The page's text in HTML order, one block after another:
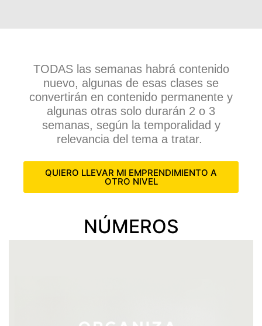
TODAS las semanas habrá contenido
nuevo, algunas de esas clases se
convertirán en contenido permanente y
algunas otras solo durarán 2 o 3
semanas, según la temporalidad y
relevancia del tema a tratar.
QUIERO LLEVAR MI EMPRENDIMIENTO A
OTRO NIVEL
NÚMEROS